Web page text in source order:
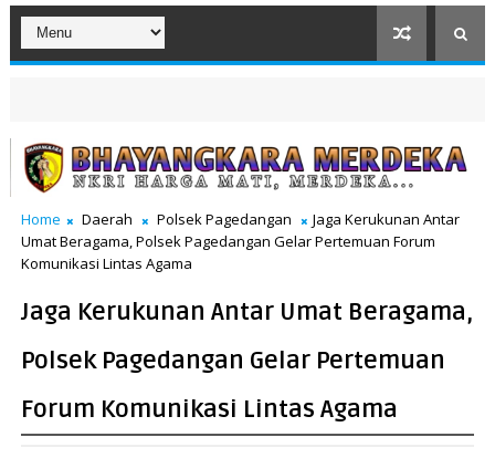
Home Daerah Polsek Pagedangan
Jaga Kerukunan Antar
Umat Beragama, Polsek Pagedangan Gelar Pertemuan Forum
Komunikasi Lintas Agama
Jaga Kerukunan Antar Umat Beragama,
Polsek Pagedangan Gelar Pertemuan
Forum Komunikasi Lintas Agama